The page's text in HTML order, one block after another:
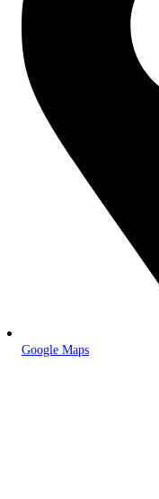
Google Maps